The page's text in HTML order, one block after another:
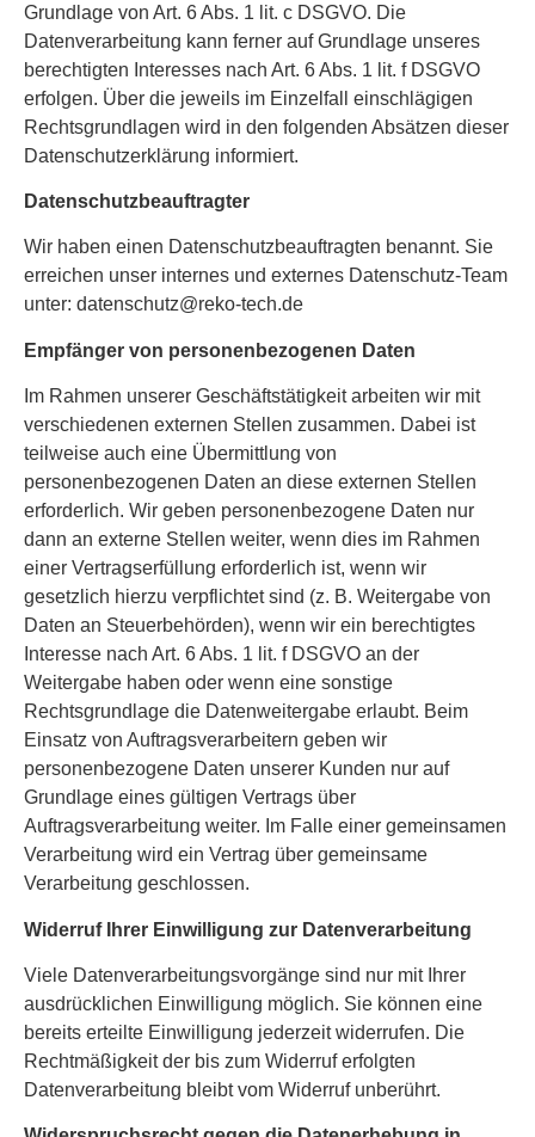
Grundlage von Art. 6 Abs. 1 lit. c DSGVO. Die
Datenverarbeitung kann ferner auf Grundlage unseres
berechtigten Interesses nach Art. 6 Abs. 1 lit. f DSGVO
erfolgen. Über die jeweils im Einzelfall einschlägigen
Rechtsgrundlagen wird in den folgenden Absätzen dieser
Datenschutzerklärung informiert.
Datenschutz­beauftragter
Wir haben einen Datenschutzbeauftragten benannt. Sie
erreichen unser internes und externes Datenschutz-Team
unter: datenschutz@reko-tech.de
Empfänger von personenbezogenen Daten
Im Rahmen unserer Geschäftstätigkeit arbeiten wir mit
verschiedenen externen Stellen zusammen. Dabei ist
teilweise auch eine Übermittlung von
personenbezogenen Daten an diese externen Stellen
erforderlich. Wir geben personenbezogene Daten nur
dann an externe Stellen weiter, wenn dies im Rahmen
einer Vertragserfüllung erforderlich ist, wenn wir
gesetzlich hierzu verpflichtet sind (z. B. Weitergabe von
Daten an Steuerbehörden), wenn wir ein berechtigtes
Interesse nach Art. 6 Abs. 1 lit. f DSGVO an der
Weitergabe haben oder wenn eine sonstige
Rechtsgrundlage die Datenweitergabe erlaubt. Beim
Einsatz von Auftragsverarbeitern geben wir
personenbezogene Daten unserer Kunden nur auf
Grundlage eines gültigen Vertrags über
Auftragsverarbeitung weiter. Im Falle einer gemeinsamen
Verarbeitung wird ein Vertrag über gemeinsame
Verarbeitung geschlossen.
Widerruf Ihrer Einwilligung zur Datenverarbeitung
Viele Datenverarbeitungsvorgänge sind nur mit Ihrer
ausdrücklichen Einwilligung möglich. Sie können eine
bereits erteilte Einwilligung jederzeit widerrufen. Die
Rechtmäßigkeit der bis zum Widerruf erfolgten
Datenverarbeitung bleibt vom Widerruf unberührt.